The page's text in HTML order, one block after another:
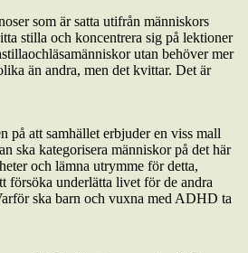
som är satta utifrån människors
stilla och koncentrera sig på lektioner
utan behöver mer
än andra, men det kvittar. Det är
på att samhället erbjuder en viss mall
ska kategorisera människor på det här
och lämna utrymme för detta,
försöka underlätta livet för de andra
ska barn och vuxna med ADHD ta